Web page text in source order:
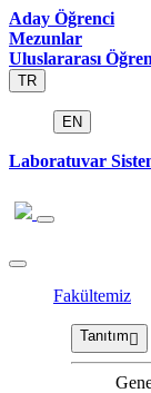
Aday Öğrenci
Mezunlar
Uluslararası
TR
EN
Laboratuvar
Fakültemiz
Tanıtım